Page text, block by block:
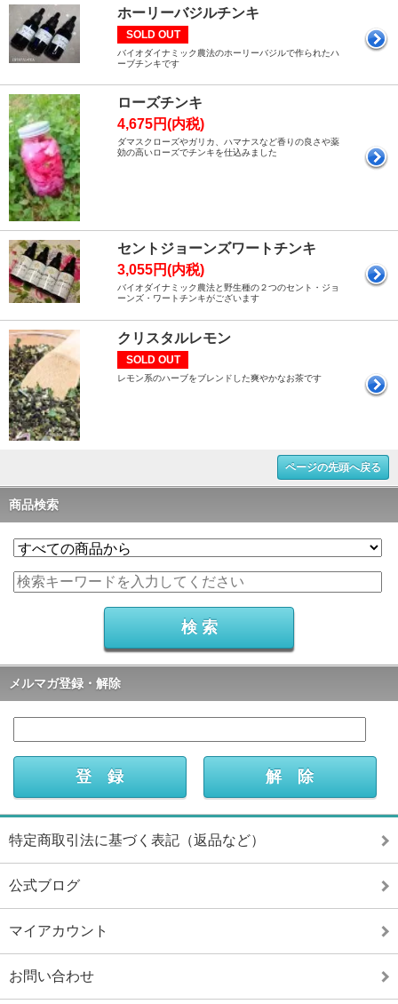
ホーリーバジルチンキ
SOLD OUT
バイオダイナミック農法のホーリーバジルで作られたハ
ーブチンキです
ローズチンキ
4,675円(内税)
ダマスクローズやガリカ、ハマナスなど香りの良さや薬
効の高いローズでチンキを仕込みました
セントジョーンズワートチンキ
3,055円(内税)
バイオダイナミック農法と野生種の２つのセント・ジョ
ーンズ・ワートチンキがございます
クリスタルレモン
SOLD OUT
レモン系のハーブをブレンドした爽やかなお茶です
ページの先頭へ戻る
商品検索
メルマガ登録・解除
特定商取引法に基づく表記（返品など）
公式ブログ
マイアカウント
お問い合わせ